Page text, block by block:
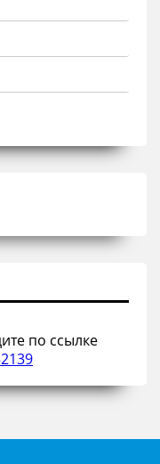
по ссылке